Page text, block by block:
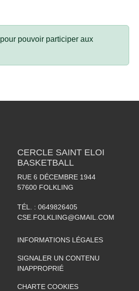
pour pouvoir participer aux
CERCLE SAINT ELOI
BASKETBALL
RUE 6 DÉCEMBRE 1944
57600 FOLKLING
TÉL. : 0649826405
CSE.FOLKLING@GMAIL.COM
INFORMATIONS LÉGALES
SIGNALER UN CONTENU
INAPPROPRIÉ
CHARTE COOKIES